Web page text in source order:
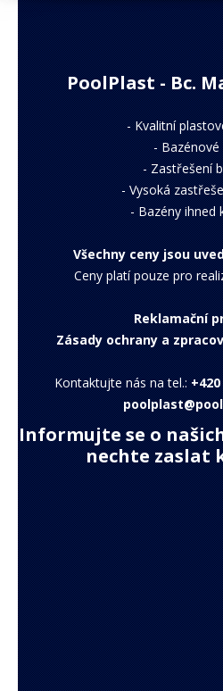
PoolPlast - Bc.
-Kvalitní
-Bazénové
-Zastřešení
-Vysoká
-Bazény ihned
Všechny ceny jsou
Ceny platí pouze pro
Reklamační
Zásady ochrany a
Kontaktujte nás na tel.:+420
Informujte se o
nechte zaslat